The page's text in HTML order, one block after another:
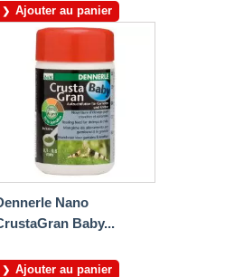
Ajouter au panier
Nano
Baby...
Ajouter au panier